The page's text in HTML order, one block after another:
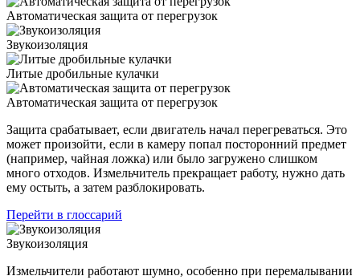
Автоматическая защита от перегрузок
Звукоизоляция
Литые дробильные кулачки
Автоматическая защита от перегрузок
Защита срабатывает, если двигатель начал перегреваться. Это
может произойти, если в камеру попал посторонний предмет
(например, чайная ложка) или было загружено слишком
много отходов. Измельчитель прекращает работу, нужно дать
ему остыть, а затем разблокировать.
Перейти в глоссарий
Звукоизоляция
Измельчители работают шумно, особенно при перемалывании